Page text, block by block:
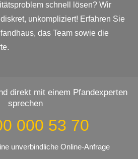
schnell lösen? Wir
unkompliziert! Erfahren Sie
das Team sowie die
direkt mit einem Pfandexperten
sprechen
000 53 70
unverbindliche Online-Anfrage